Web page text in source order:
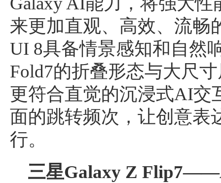
来更加直观、高效、流畅
UI 8具备情景感知和自然
Fold7的折叠形态与大尺
更符合直觉的沉浸式AI交
面的跳转频次，让创意表
行。
三星Galaxy Z Flip7——